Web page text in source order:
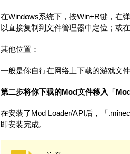
在Windows系统下，按Win+R键，在
以直接复制到文件管理器中定位；或
其他位置：
一般是你自行在网络上下载的游戏文
第二步将你下载的Mod文件移入「
在安装了Mod Loader/API后，「
即安装完成。